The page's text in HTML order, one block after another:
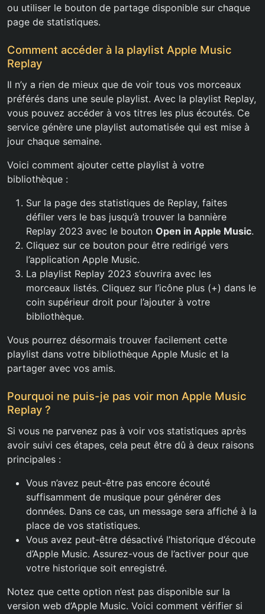
ou utiliser le bouton de partage disponible sur chaque
page de statistiques.
Comment accéder à la playlist Apple Music
Replay
Il n’y a rien de mieux que de voir tous vos morceaux
préférés dans une seule playlist. Avec la playlist Replay,
vous pouvez accéder à vos titres les plus écoutés. Ce
service génère une playlist automatisée qui est mise à
jour chaque semaine.
Voici comment ajouter cette playlist à votre
bibliothèque :
Sur la page des statistiques de Replay, faites
défiler vers le bas jusqu’à trouver la bannière
Replay 2023 avec le bouton Open in Apple Music.
Cliquez sur ce bouton pour être redirigé vers
l’application Apple Music.
La playlist Replay 2023 s’ouvrira avec les
morceaux listés. Cliquez sur l’icône plus (+) dans le
coin supérieur droit pour l’ajouter à votre
bibliothèque.
Vous pourrez désormais trouver facilement cette
playlist dans votre bibliothèque Apple Music et la
partager avec vos amis.
Pourquoi ne puis-je pas voir mon Apple Music
Replay ?
Si vous ne parvenez pas à voir vos statistiques après
avoir suivi ces étapes, cela peut être dû à deux raisons
principales :
Vous n’avez peut-être pas encore écouté
suffisamment de musique pour générer des
données. Dans ce cas, un message sera affiché à la
place de vos statistiques.
Vous avez peut-être désactivé l’historique d’écoute
d’Apple Music. Assurez-vous de l’activer pour que
votre historique soit enregistré.
Notez que cette option n’est pas disponible sur la
version web d’Apple Music. Voici comment vérifier si